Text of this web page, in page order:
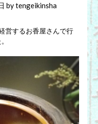
bytengeikinsha
営するお香屋さんで行